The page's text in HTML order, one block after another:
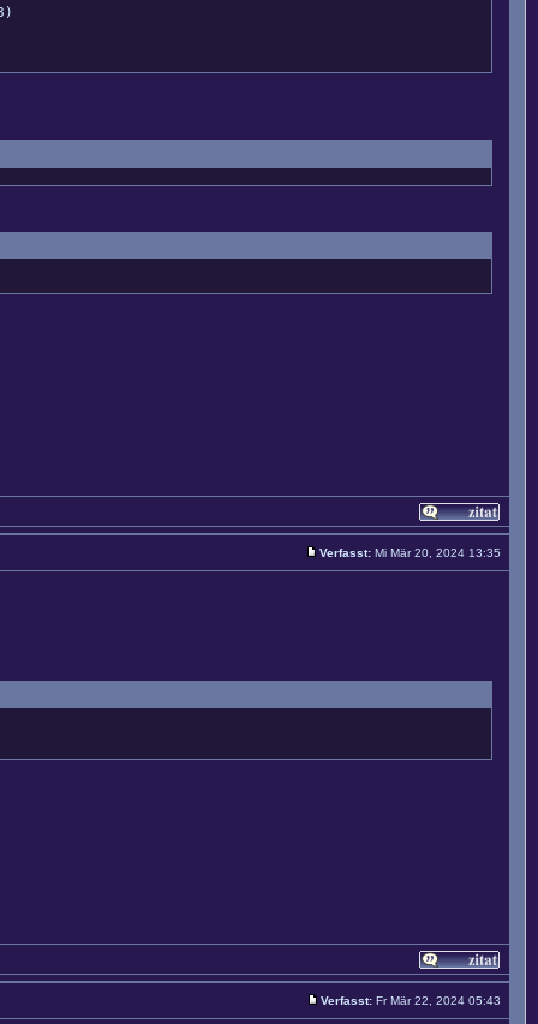
Verfasst: Mi Mär 20, 2024 13:35
Verfasst: Fr Mär 22, 2024 05:43